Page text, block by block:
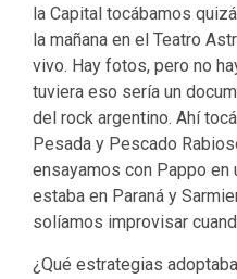
la Capital tocábamos
la mañana en el Teatro
vivo. Hay fotos, pero no
tuviera eso sería un
del rock argentino. Ahí
Pesada y Pescado
ensayamos con Pappo en
estaba en Paraná y
solíamos improvisar
¿Qué estrategias